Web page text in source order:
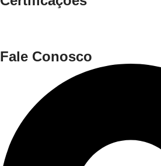
Fale Conosco